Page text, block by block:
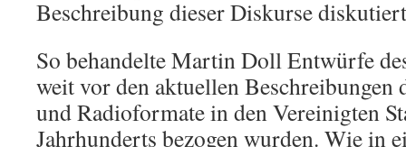
Beschreibung dieser Diskurse
So behandelte Martin Doll Entwürfe
weit vor den aktuellen Beschreibungen
und Radioformate in den Vereinigten
Jahrhunderts bezogen wurden. Wie in